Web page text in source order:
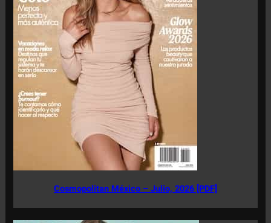
Cosmopolitan México – Julio, 2026 [PDF]